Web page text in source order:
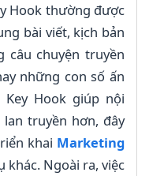
Hook thường được
bài viết, kịch bản
câu chuyện truyền
những con số ấn
Hook giúp nội
truyền hơn, đây
khai Marketing
khác. Ngoài ra, việc